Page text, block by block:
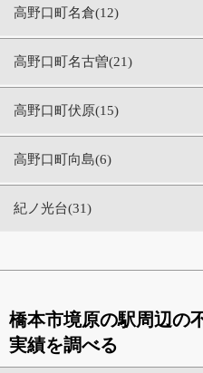
高野口町名倉(12)
高野口町名古曽(21)
高野口町伏原(15)
高野口町向島(6)
紀ノ光台(31)
橋本市境原の駅周辺の
実績を調べる